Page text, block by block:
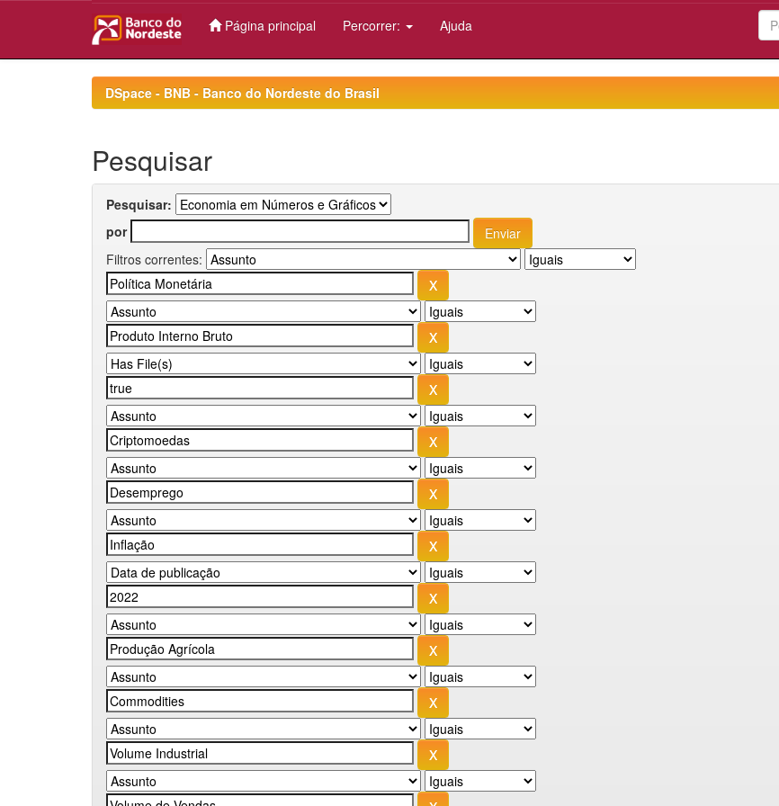
Página principal Percorrer: Ajuda
DSpace - BNB - Banco do Nordeste do Brasil
Pesquisar
Pesquisar:
por
Filtros correntes: